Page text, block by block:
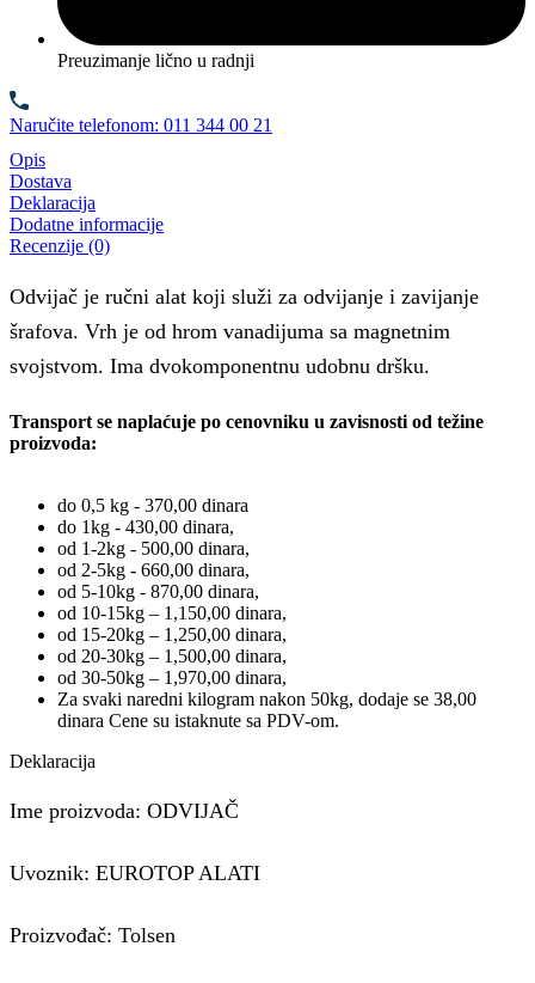
Preuzimanje lično u radnji
Naručite telefonom: 011 344 00 21
Opis
Dostava
Deklaracija
Dodatne informacije
Recenzije (0)
Odvijač je ručni alat koji služi za odvijanje i zavijanje
šrafova. Vrh je od hrom vanadijuma sa magnetnim
svojstvom. Ima dvokomponentnu udobnu dršku.
Transport se naplaćuje po cenovniku u zavisnosti od težine
proizvoda:
do 0,5 kg - 370,00 dinara
do 1kg - 430,00 dinara,
od 1-2kg - 500,00 dinara,
od 2-5kg - 660,00 dinara,
od 5-10kg - 870,00 dinara,
od 10-15kg – 1,150,00 dinara,
od 15-20kg – 1,250,00 dinara,
od 20-30kg – 1,500,00 dinara,
od 30-50kg – 1,970,00 dinara,
Za svaki naredni kilogram nakon 50kg, dodaje se 38,00
dinara Cene su istaknute sa PDV-om.
Deklaracija
Ime proizvoda: ODVIJAČ
Uvoznik: EUROTOP ALATI
Proizvođač: Tolsen